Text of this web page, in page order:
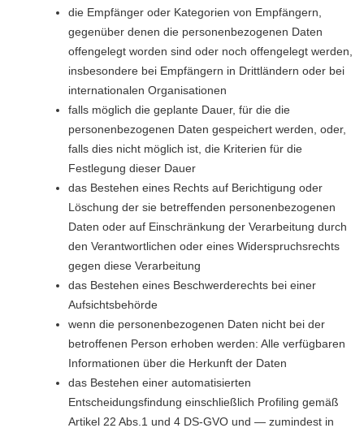
die Empfänger oder Kategorien von Empfängern,
gegenüber denen die personenbezogenen Daten
offengelegt worden sind oder noch offengelegt werden,
insbesondere bei Empfängern in Drittländern oder bei
internationalen Organisationen
falls möglich die geplante Dauer, für die die
personenbezogenen Daten gespeichert werden, oder,
falls dies nicht möglich ist, die Kriterien für die
Festlegung dieser Dauer
das Bestehen eines Rechts auf Berichtigung oder
Löschung der sie betreffenden personenbezogenen
Daten oder auf Einschränkung der Verarbeitung durch
den Verantwortlichen oder eines Widerspruchsrechts
gegen diese Verarbeitung
das Bestehen eines Beschwerderechts bei einer
Aufsichtsbehörde
wenn die personenbezogenen Daten nicht bei der
betroffenen Person erhoben werden: Alle verfügbaren
Informationen über die Herkunft der Daten
das Bestehen einer automatisierten
Entscheidungsfindung einschließlich Profiling gemäß
Artikel 22 Abs.1 und 4 DS-GVO und — zumindest in